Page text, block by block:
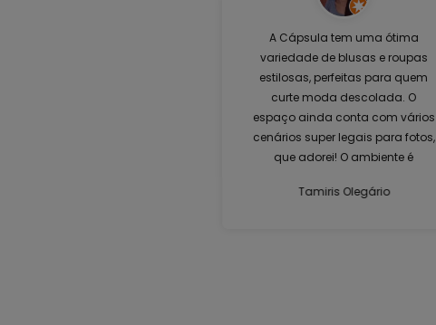
A Cápsula tem uma ótima
variedade de blusas e roupas
estilosas, perfeitas para quem
curte moda descolada. O
espaço ainda conta com vários
cenários super legais para fotos,
que adorei! O ambiente é
oferecendo uma experiência
Tamiris Olegário